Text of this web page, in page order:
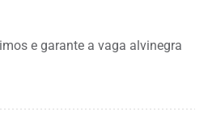
e garante a vaga alvinegra